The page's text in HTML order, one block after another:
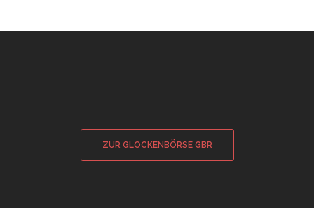
ZUR GLOCKENBÖRSE GBR